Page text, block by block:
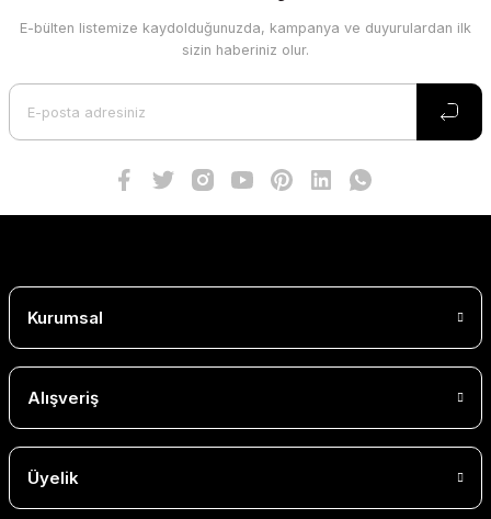
E-bülten listemize kaydolduğunuzda, kampanya ve duyurulardan ilk
sizin haberiniz olur.
Kurumsal
Alışveriş
Üyelik